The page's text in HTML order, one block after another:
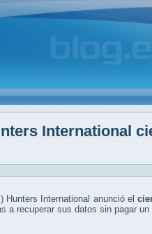
International
Hunters International anunció el
a recuperar sus datos sin pagar un